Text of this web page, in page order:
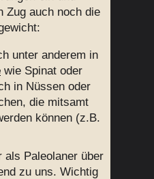
Zug auch noch die
unter anderem in
wie Spinat oder
in Nüssen oder
die mitsamt
können (z.B.
als Paleolaner über
zu uns. Wichtig